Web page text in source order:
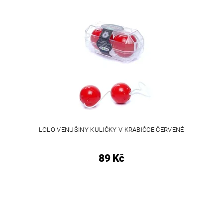
LOLO VENUŠINY KULIČKY V KRABIČCE ČERVENÉ
89 Kč